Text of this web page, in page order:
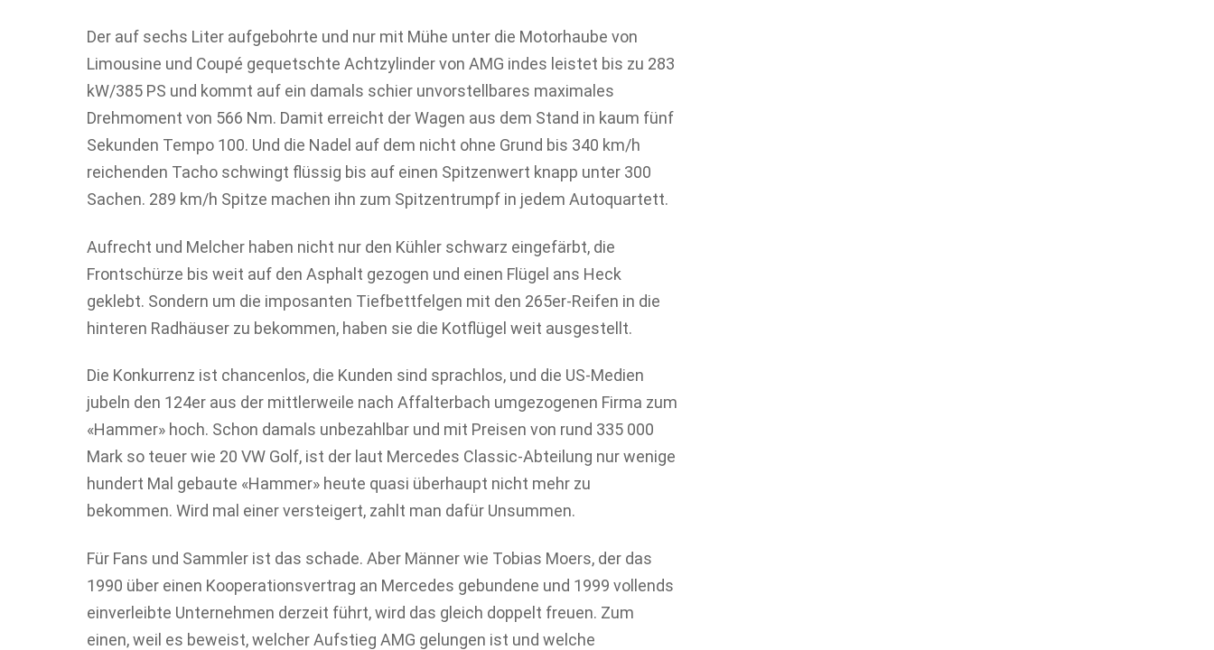
Der auf sechs Liter aufgebohrte und nur mit Mühe unter die Motorhaube von
Limousine und Coupé gequetschte Achtzylinder von AMG indes leistet bis zu 283
kW/385 PS und kommt auf ein damals schier unvorstellbares maximales
Drehmoment von 566 Nm. Damit erreicht der Wagen aus dem Stand in kaum fünf
Sekunden Tempo 100. Und die Nadel auf dem nicht ohne Grund bis 340 km/h
reichenden Tacho schwingt flüssig bis auf einen Spitzenwert knapp unter 300
Sachen. 289 km/h Spitze machen ihn zum Spitzentrumpf in jedem Autoquartett.
Aufrecht und Melcher haben nicht nur den Kühler schwarz eingefärbt, die
Frontschürze bis weit auf den Asphalt gezogen und einen Flügel ans Heck
geklebt. Sondern um die imposanten Tiefbettfelgen mit den 265er-Reifen in die
hinteren Radhäuser zu bekommen, haben sie die Kotflügel weit ausgestellt.
Die Konkurrenz ist chancenlos, die Kunden sind sprachlos, und die US-Medien
jubeln den 124er aus der mittlerweile nach Affalterbach umgezogenen Firma zum
«Hammer» hoch. Schon damals unbezahlbar und mit Preisen von rund 335 000
Mark so teuer wie 20 VW Golf, ist der laut Mercedes Classic-Abteilung nur wenige
hundert Mal gebaute «Hammer» heute quasi überhaupt nicht mehr zu
bekommen. Wird mal einer versteigert, zahlt man dafür Unsummen.
Für Fans und Sammler ist das schade. Aber Männer wie Tobias Moers, der das
1990 über einen Kooperationsvertrag an Mercedes gebundene und 1999 vollends
einverleibte Unternehmen derzeit führt, wird das gleich doppelt freuen. Zum
einen, weil es beweist, welcher Aufstieg AMG gelungen ist und welche